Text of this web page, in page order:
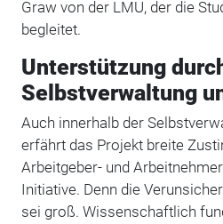
Graw von der LMU, der die
begleitet.
Unterstützung
Selbstverwaltung
Auch innerhalb der
erfährt das Projekt breite
Arbeitgeber- und
Initiative. Denn die
sei groß. Wissenschaftlich